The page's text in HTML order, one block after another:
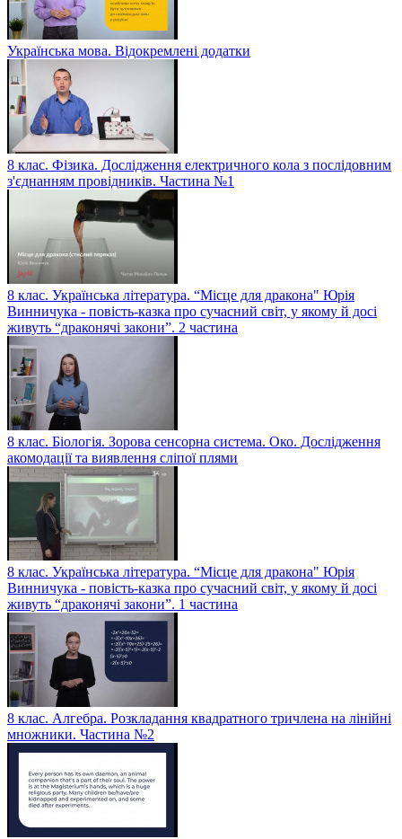
Українська мова. Відокремлені додатки
8 клас. Фізика. Дослідження електричного кола з послідовним
з'єднанням провідників. Частина №1
8 клас. Українська література. “Місце для дракона" Юрія
Винничука - повість-казка про сучасний світ, у якому й досі
живуть “драконячі закони”. 2 частина
8 клас. Біологія. Зорова сенсорна система. Око. Дослідження
акомодації та виявлення сліпої плями
8 клас. Українська література. “Місце для дракона" Юрія
Винничука - повість-казка про сучасний світ, у якому й досі
живуть “драконячі закони”. 1 частина
8 клас. Алгебра. Розкладання квадратного тричлена на лінійні
множники. Частина №2